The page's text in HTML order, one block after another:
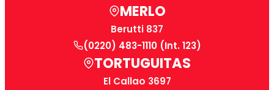
MERLO
Berutti 837
(0220) 483-1110 (Int. 123)
TORTUGUITAS
El Callao 3697